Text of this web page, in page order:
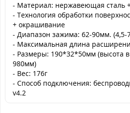
- Материал: нержавеющая сталь
- Технология обработки
+ окрашивание
- Диапазон зажима: 62-90мм.
- Максимальная длина
- Размеры: 190*32*50мм (высота
980мм)
- Вес: 176г
- Способ подключения:
v4.2